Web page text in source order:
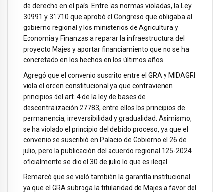
de derecho en el país. Entre las normas violadas, la Ley
30991 y 31710 que aprobó el Congreso que obligaba al
gobierno regional y los ministerios de Agricultura y
Economia y Finanzas a reparar la infraestructura del
proyecto Majes y aportar financiamiento que no se ha
concretado en los hechos en los últimos años.
Agregó que el convenio suscrito entre el GRA y MIDAGRI
viola el orden constitucional ya que contravienen
principios del art. 4 de la ley de bases de
descentralización 27783, entre ellos los principios de
permanencia, irreversibilidad y gradualidad. Asimismo,
se ha violado el principio del debido proceso, ya que el
convenio se suscribió en Palacio de Gobierno el 26 de
julio, pero la publicación del acuerdo regional 125-2024
oficialmente se dio el 30 de julio lo que es ilegal.
Remarcó que se violó también la garantía institucional
ya que el GRA subroga la titularidad de Majes a favor del